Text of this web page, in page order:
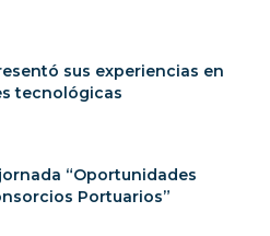
sus experiencias en
tecnológicas
“Oportunidades
Portuarios”